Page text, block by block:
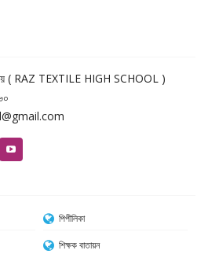
( RAZ TEXTILE HIGH SCHOOL )
পিপীলিকা
শিক্ষক বাতায়ন